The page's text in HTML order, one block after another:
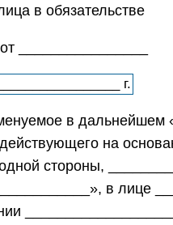
в обязательстве
________________
г.
в дальнейшем
на
стороны,
в лице